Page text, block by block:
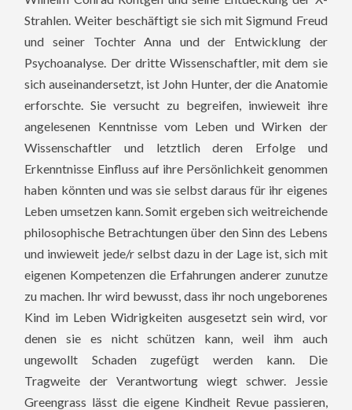
Strahlen. Weiter beschäftigt sie sich mit Sigmund Freud
und seiner Tochter Anna und der Entwicklung der
Psychoanalyse. Der dritte Wissenschaftler, mit dem sie
sich auseinandersetzt, ist John Hunter, der die Anatomie
erforschte. Sie versucht zu begreifen, inwieweit ihre
angelesenen Kenntnisse vom Leben und Wirken der
Wissenschaftler und letztlich deren Erfolge und
Erkenntnisse Einfluss auf ihre Persönlichkeit genommen
haben könnten und was sie selbst daraus für ihr eigenes
Leben umsetzen kann. Somit ergeben sich weitreichende
philosophische Betrachtungen über den Sinn des Lebens
und inwieweit jede/r selbst dazu in der Lage ist, sich mit
eigenen Kompetenzen die Erfahrungen anderer zunutze
zu machen. Ihr wird bewusst, dass ihr noch ungeborenes
Kind im Leben Widrigkeiten ausgesetzt sein wird, vor
denen sie es nicht schützen kann, weil ihm auch
ungewollt Schaden zugefügt werden kann. Die
Tragweite der Verantwortung wiegt schwer.
Jessie
Greengrass lässt die eigene Kindheit Revue passieren,